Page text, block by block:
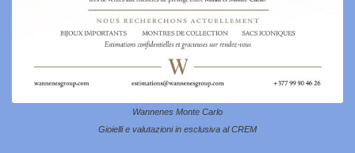
Wannenes Monte Carlo
Gioielli e valutazioni in esclusiva al CREM